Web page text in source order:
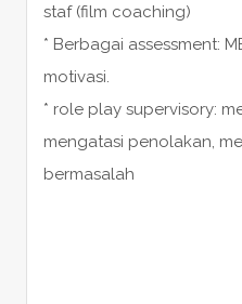
staf (film coaching)
* Berbagai assessment:
motivasi.
* role play supervisory:
mengatasi penolakan,
bermasalah